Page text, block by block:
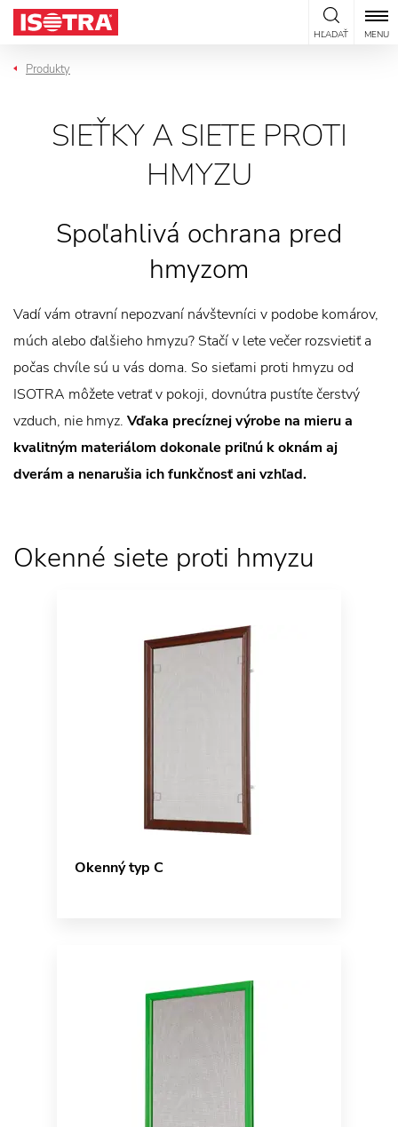
Preskočiť na obsah
HĽADAŤ MENU
Produkty
SIEŤKY A SIETE PROTI
HMYZU
Spoľahlivá ochrana pred
hmyzom
Vadí vám otravní nepozvaní návštevníci v podobe komárov,
múch alebo ďalšieho hmyzu? Stačí v lete večer rozsvietiť a
počas chvíle sú u vás doma. So sieťami proti hmyzu od
ISOTRA môžete vetrať v pokoji, dovnútra pustíte čerstvý
vzduch, nie hmyz. Vďaka precíznej výrobe na mieru a
kvalitným materiálom dokonale priľnú k oknám aj
dverám a nenarušia ich funkčnosť ani vzhľad.
Okenné siete proti hmyzu
Okenný typ C